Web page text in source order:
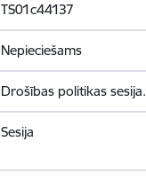
TS01c44137
Nepieciešams
Drošības politikas sesija.
Sesija